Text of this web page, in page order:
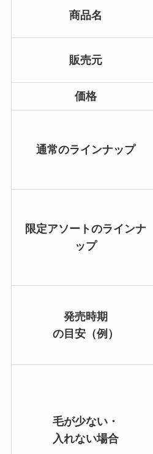
商品名
販売元
価格
通常のラインナップ
限定アソートのラインナ
ップ
発売時期
の目安（例）
毛が少ない・
入れない場合